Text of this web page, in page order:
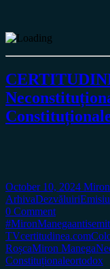
October 10, 2024
ArhivaDezvăluiri
0 Comment
#MironManega
TVcertitudinea.com
RoșcaMiron Manega
Constituționaleortodox